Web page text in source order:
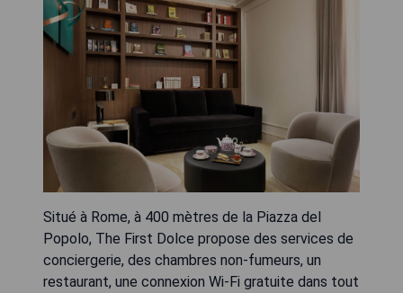
Situé à Rome, à 400 mètres de la Piazza del
Popolo, The First Dolce propose des services de
conciergerie, des chambres non-fumeurs, un
restaurant, une connexion Wi-Fi gratuite dans tout